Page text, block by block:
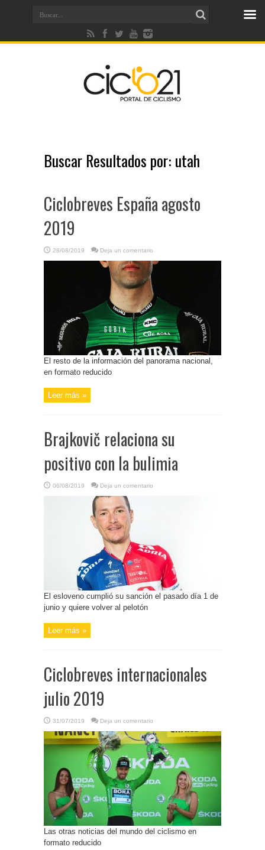
Buscar Resultados por: utah
Ciclobreves España agosto
2019
28/08/2019 Deja un comentario
El resto de la información del panorama nacional,
en formato reducido
Leer más »
Brajkovič relaciona su
positivo con la bulimia
06/08/2019 Deja un comentario
El esloveno cumplió su sanción el pasado día 1 de
junio y quiere volver al pelotón
Leer más »
Ciclobreves internacionales
julio 2019
31/07/2019 Deja un comentario
Las otras noticias del mundo del ciclismo en
formato reducido